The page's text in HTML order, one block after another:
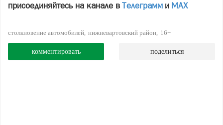
присоединяйтесь на канале в Телеграмм и МАХ
столкновение автомобилей нижневартовский район 16+
комментировать поделиться